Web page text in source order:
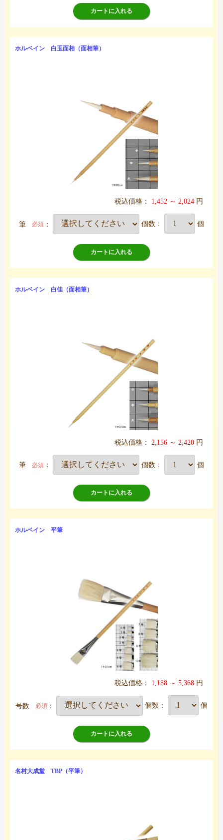
カートに入れる
ホルベイン 白玉面相（面相筆）
税込価格： 1,452 ～ 2,024 円
筆 必須 ： 個数： 個
カートに入れる
ホルベイン 白佳（面相筆）
税込価格： 2,156 ～ 2,420 円
筆 必須 ： 個数： 個
カートに入れる
ホルベイン 平筆
税込価格： 1,188 ～ 5,368 円
号数 必須 ： 個数： 個
カートに入れる
名村大成堂 TBP（平筆）